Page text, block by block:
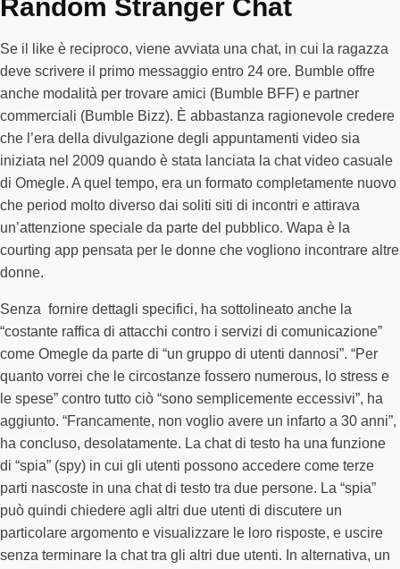
Random Stranger Chat
Se il like è reciproco, viene avviata una chat, in cui la ragazza
deve scrivere il primo messaggio entro 24 ore. Bumble offre
anche modalità per trovare amici (Bumble BFF) e partner
commerciali (Bumble Bizz). È abbastanza ragionevole credere
che l’era della divulgazione degli appuntamenti video sia
iniziata nel 2009 quando è stata lanciata la chat video casuale
di Omegle. A quel tempo, era un formato completamente nuovo
che period molto diverso dai soliti siti di incontri e attirava
un’attenzione speciale da parte del pubblico. Wapa è la
courting app pensata per le donne che vogliono incontrare altre
donne.
Senza fornire dettagli specifici, ha sottolineato anche la
“costante raffica di attacchi contro i servizi di comunicazione”
come Omegle da parte di “un gruppo di utenti dannosi”. “Per
quanto vorrei che le circostanze fossero numerous, lo stress e
le spese” contro tutto ciò “sono semplicemente eccessivi”, ha
aggiunto. “Francamente, non voglio avere un infarto a 30 anni”,
ha concluso, desolatamente. La chat di testo ha una funzione
di “spia” (spy) in cui gli utenti possono accedere come terze
parti nascoste in una chat di testo tra due persone. La “spia”
può quindi chiedere agli altri due utenti di discutere un
particolare argomento e visualizzare le loro risposte, e uscire
senza terminare la chat tra gli altri due utenti. In alternativa, un